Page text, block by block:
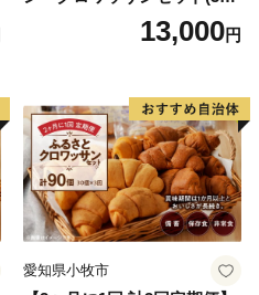
個入り)／災害用備蓄 保存食
非常食 防災グッズにも
13,000円
愛知県小牧市